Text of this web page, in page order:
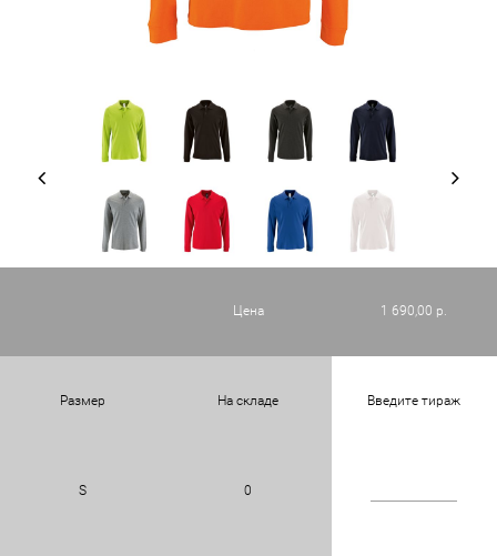
Цена 1 690,00 р.
Размер На складе Введите тираж
S 0